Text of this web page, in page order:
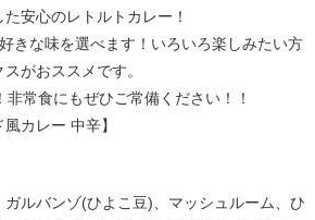
安心のレトルトカレー！
きな味を選べます！いろいろ楽しみたい方
がおススメです。
常食にもぜひご常備ください！！
カレー 中辛】
ルバンゾ(ひよこ豆)、マッシュルーム、ひ